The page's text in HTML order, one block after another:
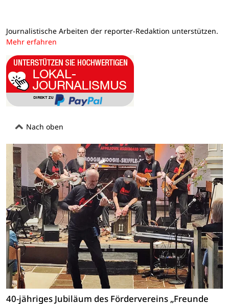
Journalistische Arbeiten der reporter-Redaktion unterstützen.
Mehr erfahren
Nach oben
40-jähriges Jubiläum des Fördervereins „Freunde